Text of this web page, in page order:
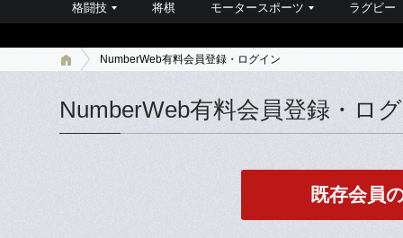
格闘技 将棋 モータースポーツ ラグビー
NumberWeb有料会員登録・ログイン
NumberWeb有料会員登録・ロ
既存会員